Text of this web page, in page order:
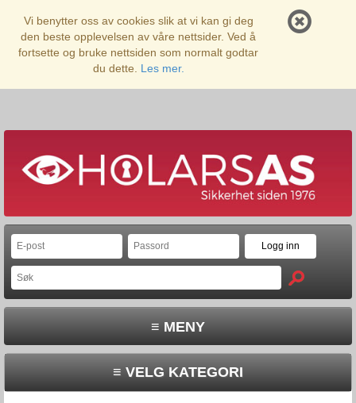
Vi benytter oss av cookies slik at vi kan gi deg
den beste opplevelsen av våre nettsider. Ved å
fortsette og bruke nettsiden som normalt godtar
du dette. Les mer.
≡ MENY
≡ VELG KATEGORI